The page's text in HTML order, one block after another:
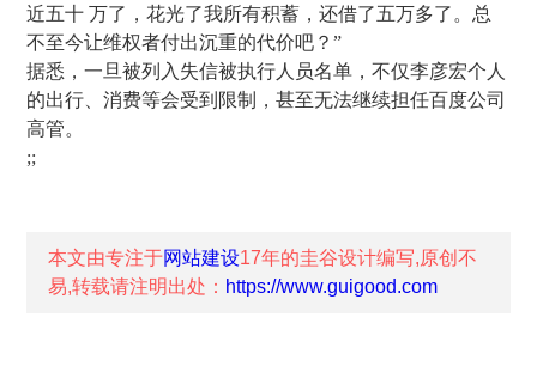
近五十  万了，花光了我所有积蓄，还借了五万多了。总
不至今让维权者付出沉重的代价吧？”
据悉，一旦被列入失信被执行人员名单，不仅李彦宏个人
的出行、消费等会受到限制，甚至无 法继续担任百度公司
高管。
;;
本文由专注于网站建设17年的圭谷设计编写,原创不
易,转载请注明出处： https://www.guigood.com